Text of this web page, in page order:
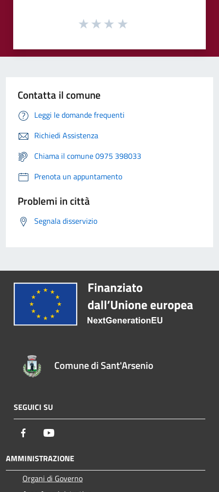
Contatta il comune
Leggi le domande frequenti
Richiedi Assistenza
Chiama il comune 0975 398033
Prenota un appuntamento
Problemi in città
Segnala disservizio
Comune di Sant'Arsenio
SEGUICI SU
Facebook
AMMINISTRAZIONE
Organi di Governo